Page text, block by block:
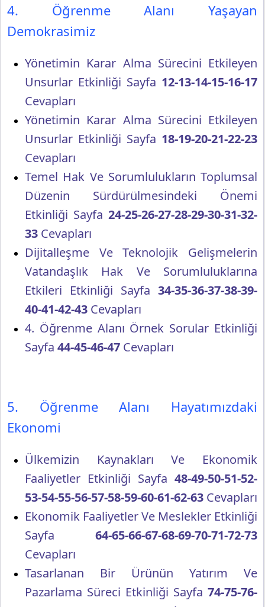
4. Öğrenme Alanı Yaşayan
Demokrasimiz
Yönetimin Karar Alma Sürecini Etkileyen
Unsurlar Etkinliği Sayfa 12-13-14-15-16-17
Cevapları
Yönetimin Karar Alma Sürecini Etkileyen
Unsurlar Etkinliği Sayfa 18-19-20-21-22-23
Cevapları
Temel Hak Ve Sorumlulukların Toplumsal
Düzenin Sürdürülmesindeki Önemi
Etkinliği Sayfa 24-25-26-27-28-29-30-31-32-
33 Cevapları
Dijitalleşme Ve Teknolojik Gelişmelerin
Vatandaşlık Hak Ve Sorumluluklarına
Etkileri Etkinliği Sayfa 34-35-36-37-38-39-
40-41-42-43 Cevapları
4. Öğrenme Alanı Örnek Sorular Etkinliği
Sayfa 44-45-46-47 Cevapları
5. Öğrenme Alanı Hayatımızdaki
Ekonomi
Ülkemizin Kaynakları Ve Ekonomik
Faaliyetler Etkinliği Sayfa 48-49-50-51-52-
53-54-55-56-57-58-59-60-61-62-63 Cevapları
Ekonomik Faaliyetler Ve Meslekler Etkinliği
Sayfa 64-65-66-67-68-69-70-71-72-73
Cevapları
Tasarlanan Bir Ürünün Yatırım Ve
Pazarlama Süreci Etkinliği Sayfa 74-75-76-